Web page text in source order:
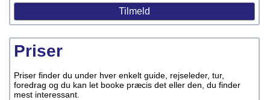
Priser
Priser finder du under hver enkelt guide, rejseleder, tur,
foredrag og du kan let booke præcis det eller den, du finder
mest interessant.